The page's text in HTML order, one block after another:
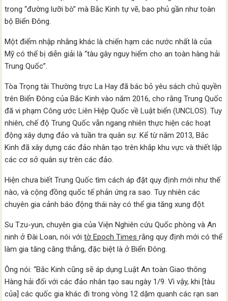
trong “đường lưỡi bò” mà Bắc Kinh tự vẽ, bao phủ gần như toàn
bộ Biển Đông.
Một điểm nhập nhằng khác là chiến hạm các nước nhất là của
Mỹ có thể bị diễn giải là “tàu gây nguy hiểm cho an toàn hàng hải
Trung Quốc”.
Tòa Trọng tài Thường trực La Hay đã bác bỏ yêu sách chủ quyền
trên Biển Đông của Bắc Kinh vào năm 2016, cho rằng Trung Quốc
đã vi phạm Công ước Liên Hiệp Quốc về Luật biển (UNCLOS). Tuy
nhiên, chế độ Trung Quốc vẫn ngang nhiên thực hiện các hoạt
động xây dựng đảo và tuần tra quân sự. Kể từ năm 2013, Bắc
Kinh đã xây dựng các đảo nhân tạo trên khắp khu vực và thiết lập
các cơ sở quân sự trên các đảo.
Hiện chưa biết Trung Quốc tìm cách áp đặt quy định mới như thế
nào, và cộng đồng quốc tế phản ứng ra sao. Tuy nhiên các
chuyên gia cảnh báo động thái này có thể gia tăng xung đột.
Su Tzu-yun, chuyên gia của Viện Nghiên cứu Quốc phòng và An
ninh ở Đài Loan, nói vớitờ Epoch Timesrằng quy định mới có thể
làm gia tăng căng thẳng, đặc biệt là ở Biển Đông.
Ông nói: “Bắc Kinh cũng sẽ áp dụng Luật An toàn Giao thông
Hàng hải đối với các đảo nhân tạo sau ngày 1/9. Vì vậy, khi [tàu
của] các quốc gia khác đi trong vòng 12 dặm quanh các rạn san